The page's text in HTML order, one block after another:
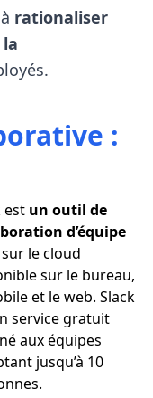
rationaliser
:
est un outil de
d’équipe
le cloud
sur le bureau,
et le web. Slack
service gratuit
aux équipes
jusqu’à 10